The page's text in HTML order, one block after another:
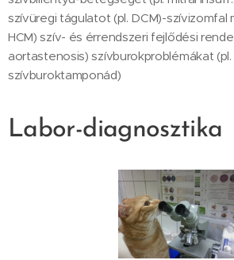
szívüregi tágulatot (pl. DCM)-szívizomfal
HCM) szív- és érrendszeri fejlődési
aortastenosis) szívburokproblémákat (pl.
szívburoktamponád)
Labor-diagnosztika